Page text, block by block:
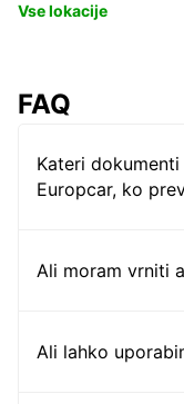
Vse lokacije
FAQ
Kateri
Europcar, ko
Ali moram vrniti
Ali lahko